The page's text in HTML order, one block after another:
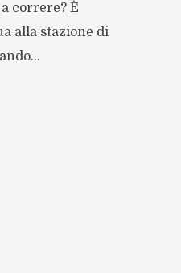
correre? È
alla stazione di